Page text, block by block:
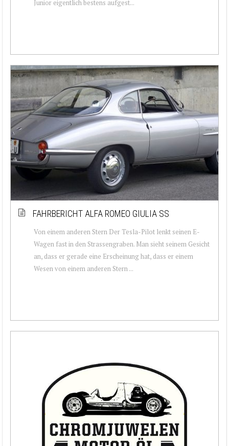
Junior eigentlich bestens aufgest...
FAHRBERICHT ALFA ROMEO GIULIA SS
Von einem anderen Stern Der Tesla-Pilot lenkt seinen E-
Wagen fast in den Strassengraben. Man sieht seinem Gesicht
an, dass er gerade eine Erscheinung hat, dass er einem
Wesen von einem anderen Stern ...